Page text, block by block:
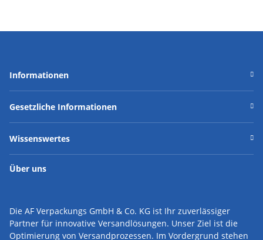
Informationen
Gesetzliche Informationen
Wissenswertes
Über uns
Die AF Verpackungs GmbH & Co. KG ist Ihr zuverlässiger
Partner für innovative Versandlösungen. Unser Ziel ist die
Optimierung von Versandprozessen. Im Vordergrund stehen